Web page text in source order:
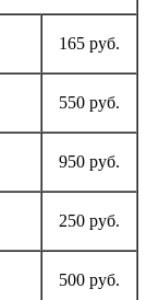
165 руб.
550 руб.
950 руб.
250 руб.
500 руб.